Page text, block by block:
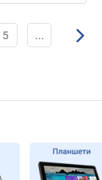
5 ...